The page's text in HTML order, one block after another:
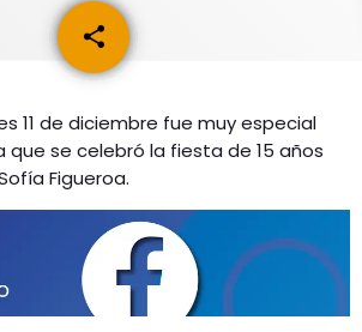
share
email
11 de diciembre fue muy especial
que se celebró la fiesta de 15 años
Figueroa.